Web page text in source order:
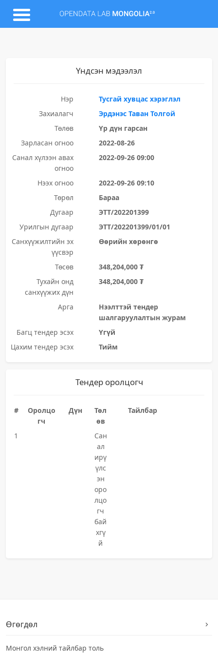
Үндсэн мэдээлэл
Нэр
Тусгай хувцас хэрэглэл
Захиалагч
Эрдэнэс Таван Толгой
Төлөв
Үр дүн гарсан
Зарласан огноо
2022-08-26
Санал хүлээн авах
огноо
2022-09-26 09:00
Нээх огноо
2022-09-26 09:10
Төрөл
Бараа
Дугаар
ЭТТ/202201399
Урилгын дугаар
ЭТТ/202201399/01/01
Санхүүжилтийн эх
үүсвэр
Өөрийн хөрөнгө
Төсөв
348,204,000 ₮
Тухайн онд
санхүүжих дүн
348,204,000 ₮
Арга
Нээлттэй тендер
шалгаруулалтын журам
Багц тендер эсэх
Үгүй
Цахим тендер эсэх
Тийм
Тендер оролцогч
#
Оролцо
гч
Дүн
Төл
өв
Тайлбар
1
Сан
ал
ирү
үлс
эн
оро
лцо
гч
бай
хгү
й
Өгөгдөл
Монгол хэлний тайлбар толь